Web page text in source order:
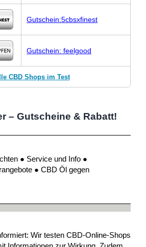
Gutschein:5cbsxfinest
Gutschein: feelgood
CBD Shops im Test
– Gutscheine & Rabatt!
● Service und Info ●
● CBD Öl gegen
Wir testen CBD-Online-Shops